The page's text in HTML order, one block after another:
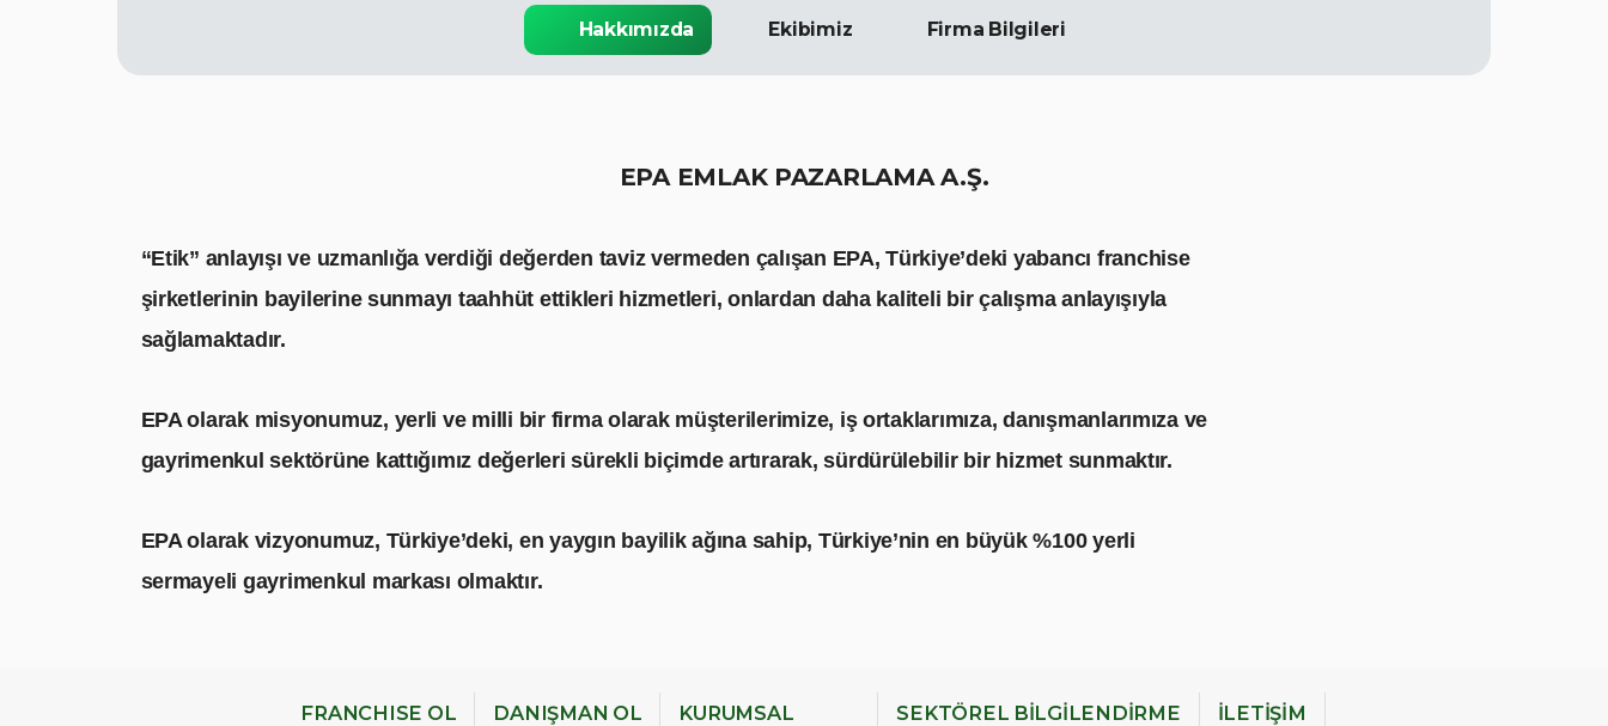
Hakkımızda Ekibimiz Firma Bilgileri
EPA EMLAK PAZARLAMA A.Ş.
“Etik” anlayışı ve uzmanlığa verdiği değerden taviz vermeden çalışan EPA, Türkiye’deki yabancı franchise
şirketlerinin bayilerine sunmayı taahhüt ettikleri hizmetleri, onlardan daha kaliteli bir çalışma anlayışıyla
sağlamaktadır.
EPA olarak misyonumuz, yerli ve milli bir firma olarak müşterilerimize, iş ortaklarımıza, danışmanlarımıza ve
gayrimenkul sektörüne kattığımız değerleri sürekli biçimde artırarak, sürdürülebilir bir hizmet sunmaktır.
EPA olarak vizyonumuz, Türkiye’deki, en yaygın bayilik ağına sahip, Türkiye’nin en büyük %100 yerli
sermayeli gayrimenkul markası olmaktır.
FRANCHISE OL DANIŞMAN OL KURUMSAL SEKTÖREL BİLGİLENDİRME İLETİŞİM